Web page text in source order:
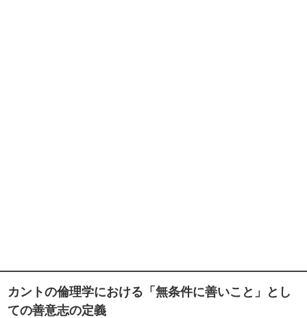
カントの倫理学における「無条件に善いこと」とし
ての善意志の定義